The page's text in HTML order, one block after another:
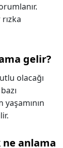
gelir?
olacağı
ne anlama